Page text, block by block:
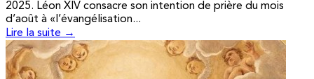
2025. Léon XIV consacre son intention de prière du mois
d’août à «l’évangélisation...
Lire la suite →